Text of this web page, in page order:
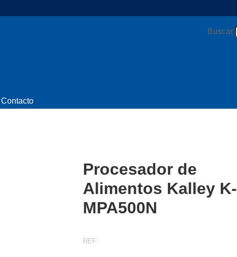
Contacto
Buscar:
Procesador de
Alimentos Kalley K-
MPA500N
REF: